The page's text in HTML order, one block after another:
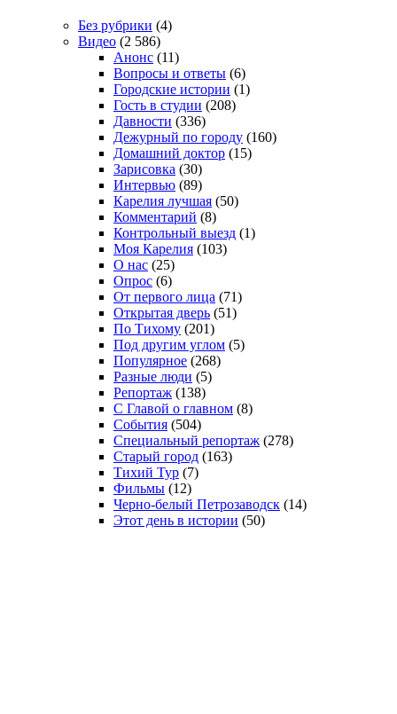
Без рубрики (4)
Видео (2 586)
Анонс (11)
Вопросы и ответы (6)
Городские истории (1)
Гость в студии (208)
Давности (336)
Дежурный по городу (160)
Домашний доктор (15)
Зарисовка (30)
Интервью (89)
Карелия лучшая (50)
Комментарий (8)
Контрольный выезд (1)
Моя Карелия (103)
О нас (25)
Опрос (6)
От первого лица (71)
Открытая дверь (51)
По Тихому (201)
Под другим углом (5)
Популярное (268)
Разные люди (5)
Репортаж (138)
С Главой о главном (8)
События (504)
Специальный репортаж (278)
Старый город (163)
Тихий Тур (7)
Фильмы (12)
Черно-белый Петрозаводск (14)
Этот день в истории (50)